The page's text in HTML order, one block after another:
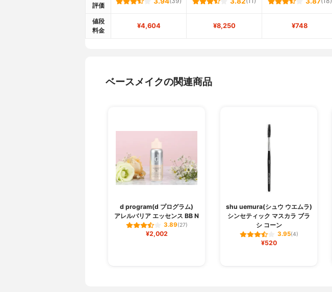
評価
値段
料金
¥4,604 ¥8,250 ¥748
ベースメイクの関連商品
d program(d プログラム)
アレルバリア エッセンス BB N
3.89(27)
¥2,002
shu uemura(シュウ ウエムラ)
シンセティック マスカラ ブラ
シ コーン
3.95(4)
¥520